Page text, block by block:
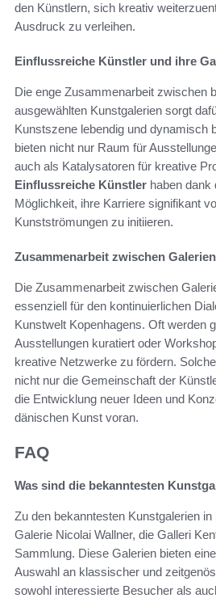
den Künstlern, sich kreativ
Ausdruck zu verleihen.
Einflussreiche Künstler und ihre
Die enge Zusammenarbeit zwischen
ausgewählten Kunstgalerien sorgt
Kunstszene lebendig und dynamisch
bieten nicht nur Raum für
auch als Katalysatoren für kreative
Einflussreiche Künstler haben dank
Möglichkeit, ihre Karriere signifikant
Kunstströmungen zu initiieren.
Zusammenarbeit zwischen
Die Zusammenarbeit zwischen
essenziell für den kontinuierlichen
Kunstwelt Kopenhagens. Oft werden
Ausstellungen kuratiert oder
kreative Netzwerke zu fördern.
nicht nur die Gemeinschaft der
die Entwicklung neuer Ideen und
dänischen Kunst voran.
FAQ
Was sind die bekanntesten
Zu den bekanntesten Kunstgalerien
Galerie Nicolai Wallner, die Galleri
Sammlung. Diese Galerien bieten
Auswahl an klassischer und
sowohl interessierte Besucher als